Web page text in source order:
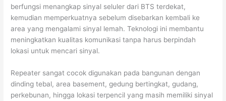
berfungsi menangkap sinyal seluler dari BTS terdekat,
kemudian memperkuatnya sebelum disebarkan kembali ke
area yang mengalami sinyal lemah. Teknologi ini membantu
meningkatkan kualitas komunikasi tanpa harus berpindah
lokasi untuk mencari sinyal.
Repeater sangat cocok digunakan pada bangunan dengan
dinding tebal, area basement, gedung bertingkat, gudang,
perkebunan, hingga lokasi terpencil yang masih memiliki sinyal